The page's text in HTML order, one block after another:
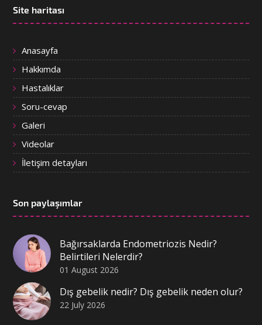
Site haritası
Anasayfa
Hakkımda
Hastalıklar
Soru-cevap
Galeri
Videolar
İletişim detayları
Son paylaşımlar
Bağırsaklarda Endometriozis Nedir?
Belirtileri Nelerdir?
01 August 2026
Dış gebelik nedir? Dış gebelik neden olur?
22 July 2026